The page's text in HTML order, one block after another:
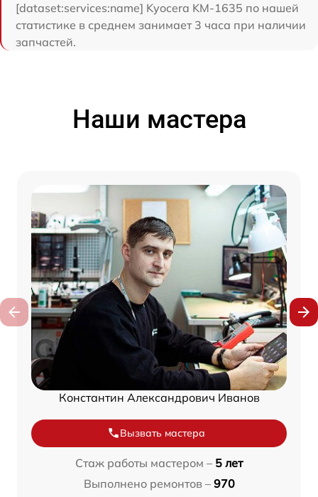
[dataset:services:name] Kyocera KM-1635 по нашей
статистике в среднем занимает 3 часа при наличии
запчастей.
Наши мастера
Константин Александрович Иванов
Вызвать мастера
Стаж работы мастером – 5 лет
Выполнено ремонтов – 970